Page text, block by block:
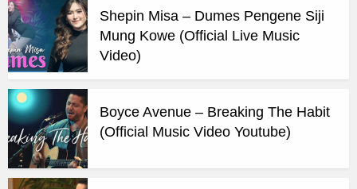
Shepin Misa – Dumes Pengene Siji
Mung Kowe (Official Live Music
Video)
Boyce Avenue – Breaking The Habit
(Official Music Video Youtube)